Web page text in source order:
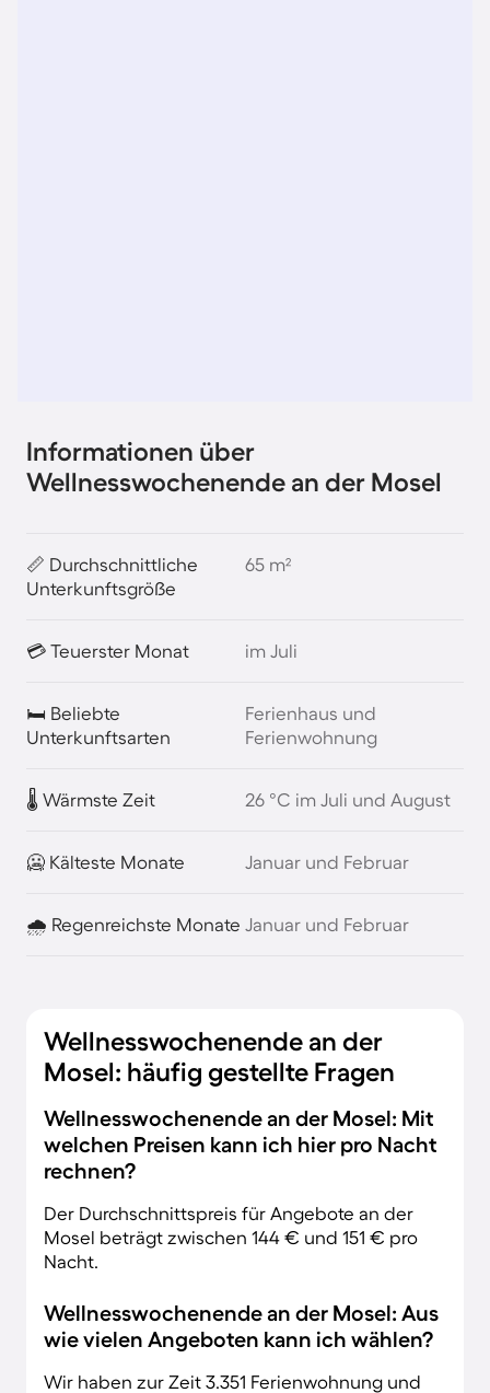
Informationen über
Wellnesswochenende an der Mosel
📏 Durchschnittliche
Unterkunftsgröße
65 m²
💳 Teuerster Monat im Juli
🛏️ Beliebte
Unterkunftsarten
Ferienhaus und
Ferienwohnung
🌡️ Wärmste Zeit 26 °C im Juli und August
🥶 Kälteste Monate Januar und Februar
🌧️ Regenreichste Monate Januar und Februar
Wellnesswochenende an der
Mosel: häufig gestellte Fragen
Wellnesswochenende an der Mosel: Mit
welchen Preisen kann ich hier pro Nacht
rechnen?
Der Durchschnittspreis für Angebote an der
Mosel beträgt zwischen 144 € und 151 € pro
Nacht.
Wellnesswochenende an der Mosel: Aus
wie vielen Angeboten kann ich wählen?
Wir haben zur Zeit 3.351 Ferienwohnung und